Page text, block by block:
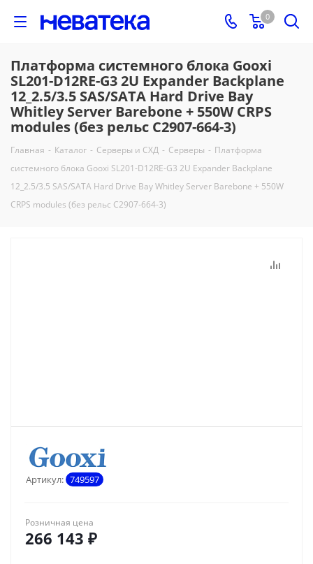
0
Платформа системного блока Gooxi
SL201-D12RE-G3 2U Expander Backplane
12_2.5/3.5 SAS/SATA Hard Drive Bay
Whitley Server Barebone + 550W CRPS
modules (без рельс C2907-664-3)
Главная - Каталог - Серверы и СХД - Серверы - Платформа
системного блока Gooxi SL201-D12RE-G3 2U Expander Backplane
12_2.5/3.5 SAS/SATA Hard Drive Bay Whitley Server Barebone + 550W
CRPS modules (без рельс C2907-664-3)
Артикул: 749597
Розничная цена
266 143 ₽